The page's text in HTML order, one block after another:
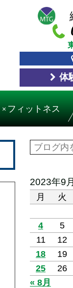
体
× フィットネス
2023年9月
月 火
4
5
11
12
18
19
25
26
« 8月